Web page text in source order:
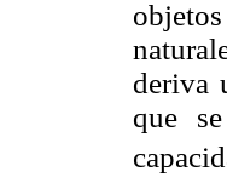
deriva
que